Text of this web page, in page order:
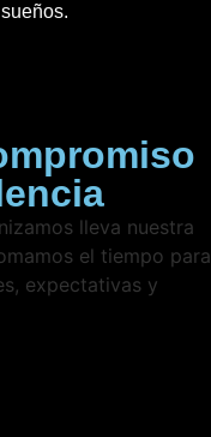
lleva nuestra
el tiempo para
expectativas y